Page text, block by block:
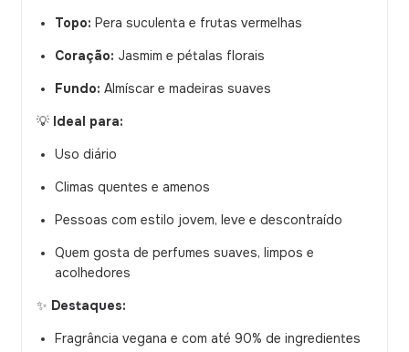
Topo: Pera suculenta e frutas vermelhas
Coração: Jasmim e pétalas florais
Fundo: Almíscar e madeiras suaves
💡 Ideal para:
Uso diário
Climas quentes e amenos
Pessoas com estilo jovem, leve e descontraído
Quem gosta de perfumes suaves, limpos e
acolhedores
✨ Destaques:
Fragrância vegana e com até 90% de ingredientes